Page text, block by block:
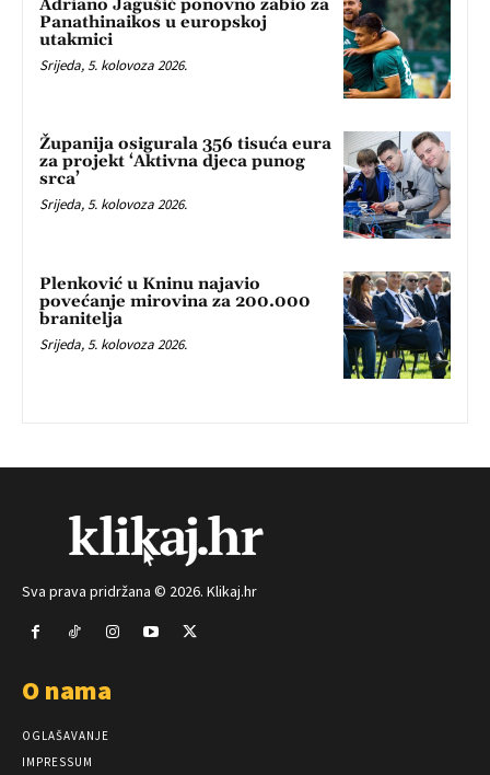
Adriano Jagušić ponovno zabio za
Panathinaikos u europskoj
utakmici
Srijeda, 5. kolovoza 2026.
Županija osigurala 356 tisuća eura
za projekt ‘Aktivna djeca punog
srca’
Srijeda, 5. kolovoza 2026.
Plenković u Kninu najavio
povećanje mirovina za 200.000
branitelja
Srijeda, 5. kolovoza 2026.
Sva prava pridržana © 2026. Klikaj.hr
O nama
OGLAŠAVANJE
IMPRESSUM